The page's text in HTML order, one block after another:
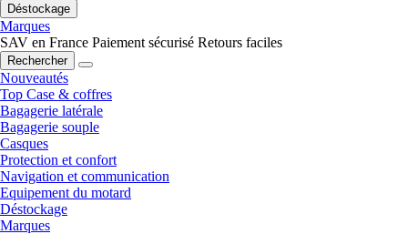
Déstockage
Marques
SAV en France Paiement sécurisé Retours faciles
Rechercher
Nouveautés
Top Case & coffres
Bagagerie latérale
Bagagerie souple
Casques
Protection et confort
Navigation et communication
Equipement du motard
Déstockage
Marques